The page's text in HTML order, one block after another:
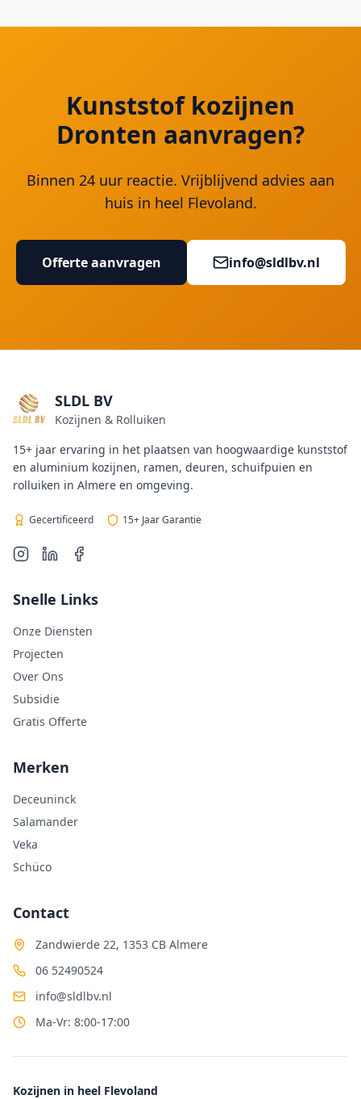
Kunststof kozijnen
Dronten aanvragen?
Binnen 24 uur reactie. Vrijblijvend advies aan
huis in heel Flevoland.
Offerte aanvragen info@sldlbv.nl
SLDL BV
Kozijnen & Rolluiken
15+ jaar ervaring in het plaatsen van hoogwaardige kunststof
en aluminium kozijnen, ramen, deuren, schuifpuien en
rolluiken in Almere en omgeving.
Gecertificeerd 15+ Jaar Garantie
Snelle Links
Onze Diensten
Projecten
Over Ons
Subsidie
Gratis Offerte
Merken
Deceuninck
Salamander
Veka
Schüco
Contact
Zandwierde 22, 1353 CB Almere
06 52490524
info@sldlbv.nl
Ma-Vr: 8:00-17:00
Kozijnen in heel Flevoland